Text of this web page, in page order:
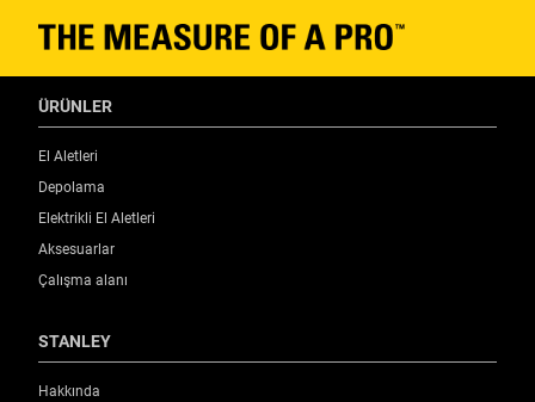
ÜRÜNLER
El Aletleri
Depolama
Elektrikli El Aletleri
Aksesuarlar
Çalışma alanı
STANLEY
Hakkında